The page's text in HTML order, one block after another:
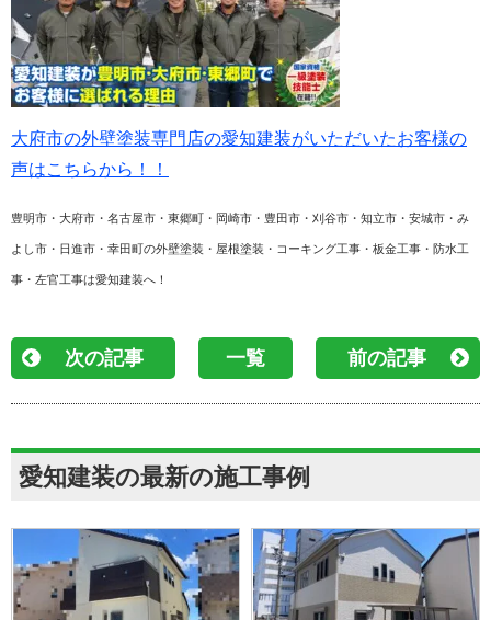
大府市の外壁塗装専門店の愛知建装がいただいたお客様の
声はこちらから！！
豊明市・大府市・名古屋市・東郷町・岡崎市・豊田市・刈谷市・知立市・安城市・み
よし市・日進市・幸田町の外壁塗装・屋根塗装・コーキング工事・板金工事・防水工
事・左官工事は愛知建装へ！
次の記事 一覧 前の記事
愛知建装の最新の施工事例